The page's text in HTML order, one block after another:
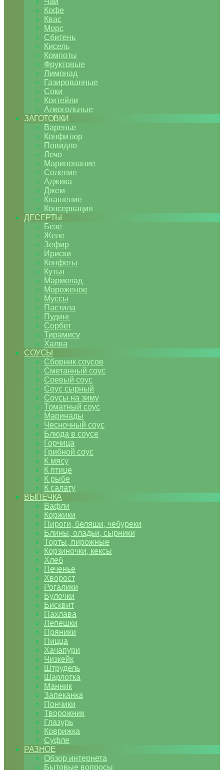
Кофе
Квас
Морс
Сбитень
Кисель
Компоты
Фруктовые
Лимонад
Газированные
Соки
Коктейли
Алкогольные
ЗАГОТОВКИ
Варенье
Конфитюр
Повидло
Лечо
Маринование
Соление
Аджика
Джем
Квашение
Консервация
ДЕСЕРТЫ
Безе
Желе
Зефир
Ириски
Конфеты
Кутья
Мармелад
Мороженое
Муссы
Пастила
Пудинг
Сорбет
Тирамису
Халва
СОУСЫ
Сборник соусов
Сметанный соус
Соевый соус
Соус сырный
Соусы на зиму
Томатный соус
Маринады
Чесночный соус
Блюда в соусе
Горчица
Грибной соус
К мясу
К птице
К рыбе
К салату
ВЫПЕЧКА
Вафли
Коржики
Пироги, беляши, чебуреки
Блины, оладьи, сырники
Торты, пирожные
Корзиночки, кексы
Хлеб
Печенье
Хворост
Рогалики
Булочки
Бисквит
Пахлава
Лепешки
Пряники
Пицца
Хачапури
Чизкейк
Штрудель
Шарлотка
Манник
Запеканка
Пончики
Творожник
Глазурь
Коврижка
Суфле
РАЗНОЕ
Обзор интернета
Бытовые вопросы